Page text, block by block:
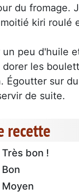
du fromage.
kiri roulé
un peu d'huile
les
Égoutter sur
de suite.
recette
Très bon !
Bon
Moyen